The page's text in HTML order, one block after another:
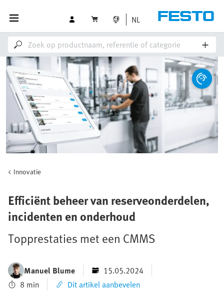
NL
Innovatie
Efficiënt beheer van reserveonderdelen,
incidenten en onderhoud
Topprestaties met een CMMS
Manuel Blume
15.05.2024
8 min
Dit artikel aanbevelen